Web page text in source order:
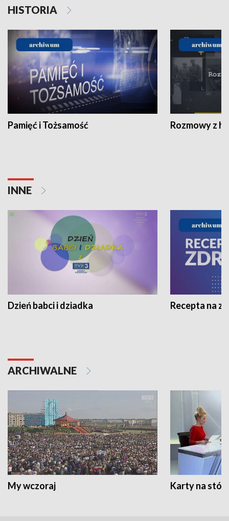
HISTORIA
Pamięć i Tożsamość Rozmowy z
INNE
Dzień babci i dziadka Recepta na
ARCHIWALNE
My wczoraj Karty na